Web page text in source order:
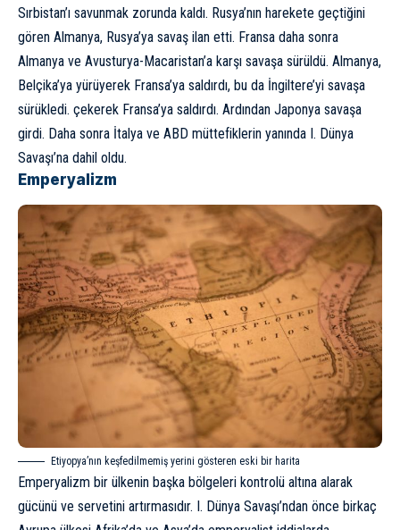
Sırbistan’ı savunmak zorunda kaldı. Rusya’nın harekete geçtiğini
gören Almanya, Rusya’ya savaş ilan etti. Fransa daha sonra
Almanya ve Avusturya-Macaristan’a karşı savaşa sürüldü. Almanya,
Belçika’ya yürüyerek Fransa’ya saldırdı, bu da İngiltere’yi savaşa
sürükledi. çekerek Fransa’ya saldırdı. Ardından Japonya savaşa
girdi. Daha sonra İtalya ve ABD müttefiklerin yanında I. Dünya
Savaşı’na dahil oldu.
Emperyalizm
Etiyopya’nın keşfedilmemiş yerini gösteren eski bir harita
Emperyalizm bir ülkenin başka bölgeleri kontrolü altına alarak
gücünü ve servetini artırmasıdır. I. Dünya Savaşı’ndan önce birkaç